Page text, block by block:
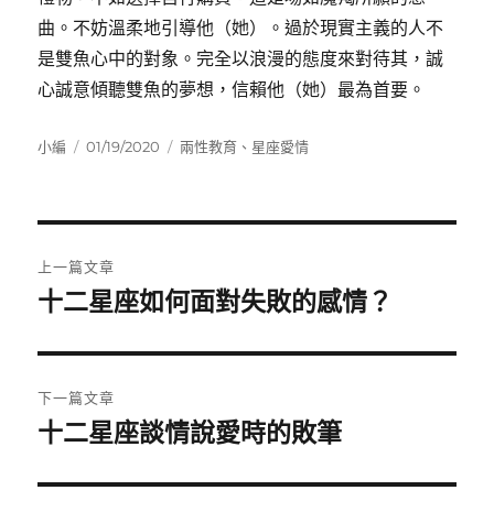
曲。不妨溫柔地引導他（她）。過於現實主義的人不
是雙魚心中的對象。完全以浪漫的態度來對待其，誠
心誠意傾聽雙魚的夢想，信賴他（她）最為首要。
作
小編
發
01/19/2020
分
兩性教育 、 星座愛情
章
覽
上一篇文章
上
篇
文
章:
十二星座如何面對失敗的感情？
下一篇文章
下
篇
十二星座談情說愛時的敗筆